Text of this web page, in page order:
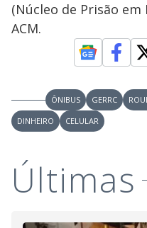
(Núcleo de Prisão em
ACM.
ÔNIBUS GERRC
DINHEIRO
CELULAR
Últimas